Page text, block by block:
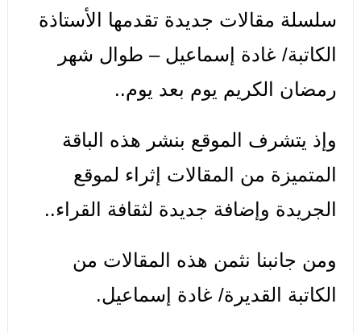
سلسلة مقالات جديدة تقدمها الأستاذة
الكاتبة/ غادة إسماعيل – طوال شهر
رمضان الكريم يوم بعد يوم..
وإذ يتشرف الموقع بنشر هذه الباقة
المتميزة من المقالات إثراء لموقع
الجريدة وإضافة جديدة لثقافة القراء..
ومن جانبنا نثمن هذه المقالات من
الكاتبة القديرة/ غادة إسماعيل.